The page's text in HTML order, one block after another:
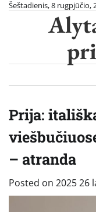
SkipŠeštadienis, 8 rugpjūčio,
Prija:
– atranda
Posted on 2025 26